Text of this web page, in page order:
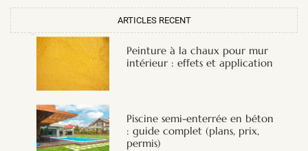
ARTICLES RECENT
Peinture à la chaux pour mur
intérieur : effets et application
Piscine semi-enterrée en béton
: guide complet (plans, prix,
permis)